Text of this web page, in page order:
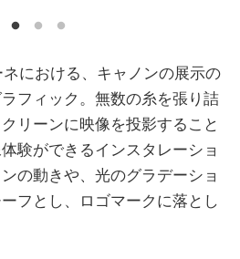
における、キャノンの展示の
フィック。無数の糸を張り詰
リーンに映像を投影すること
験ができるインスタレーショ
の動きや、光のグラデーショ
フとし、ロゴマークに落とし